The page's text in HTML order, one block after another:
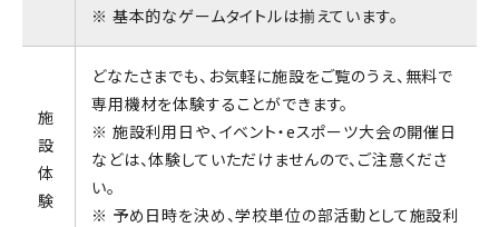
※ 基本的なゲームタイトルは揃えています。
施
設
体
験
どなたさまでも、お気軽に施設をご覧のうえ、無料で
専用機材を体験することができます。
※ 施設利用日や、イベント・eスポーツ大会の開催日
などは、体験していただけませんので、ご注意くださ
い。
※ 予め日時を決め、学校単位の部活動として施設利